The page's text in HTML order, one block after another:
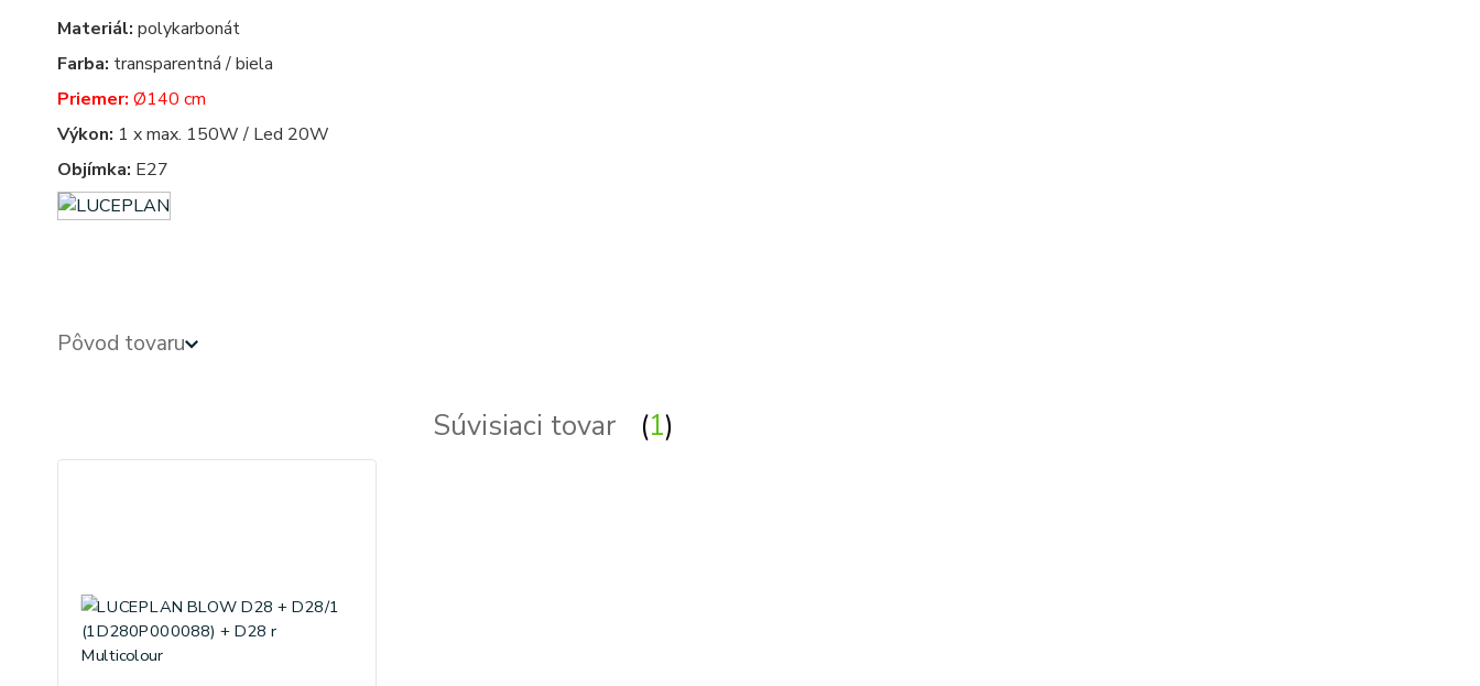
Materiál: polykarbonát
Farba: transparentná / biela
Priemer: Ø140 cm
Výkon: 1 x max. 150W / Led 20W
Objímka: E27
Pôvod tovaru
Súvisiaci tovar 1